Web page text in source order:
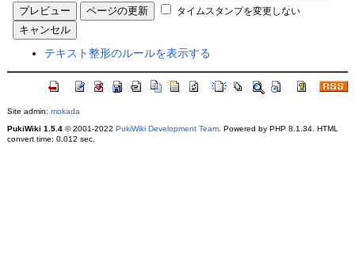
タイムスタンプを変更しない
テキスト整形のルールを表示する
Site admin: mokada
PukiWiki 1.5.4© 2001-2022 PukiWiki Development Team. Powered by PHP 8.1.34. HTML
convert time: 0.012 sec.